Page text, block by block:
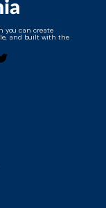
you can create
and built with the